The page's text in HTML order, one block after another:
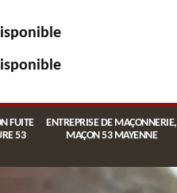
FUITE
53
ENTREPRISE DE MAÇONNERIE,
MAÇON 53 MAYENNE